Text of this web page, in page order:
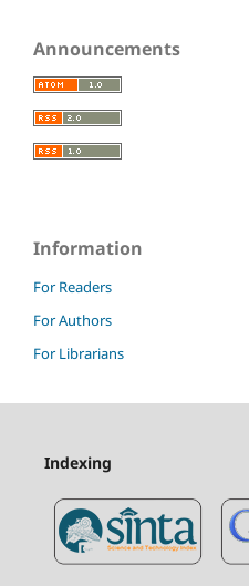
Announcements
Information
For Readers
For Authors
For Librarians
Indexing